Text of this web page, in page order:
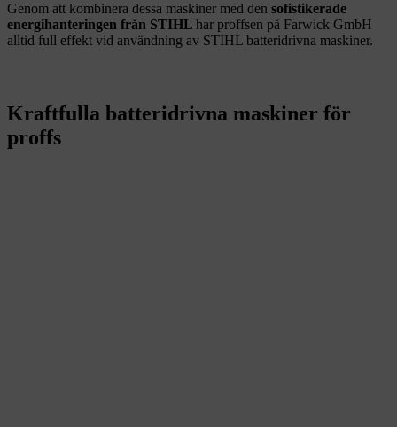
Genom att kombinera dessa maskiner med den sofistikerade
energihanteringen från STIHL har proffsen på Farwick GmbH
alltid full effekt vid användning av STIHL batteridrivna maskiner.
Kraftfulla batteridrivna maskiner för
proffs